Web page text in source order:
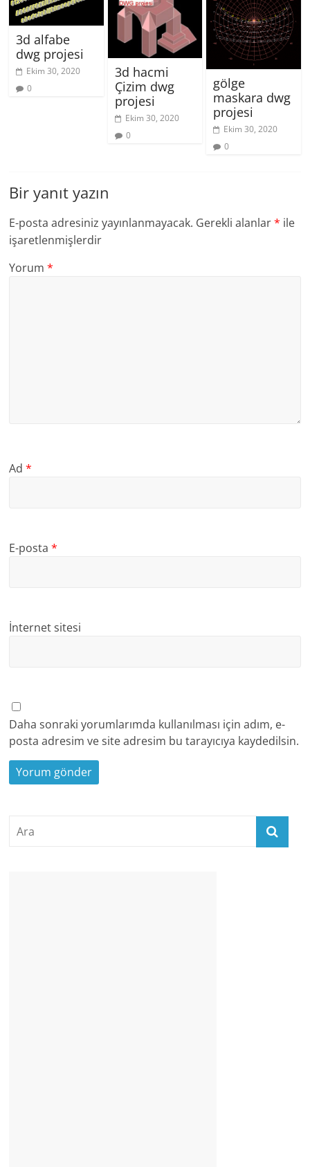
3d alfabe
dwg projesi
Ekim 30, 2020
0
3d hacmi
Çizim dwg
projesi
Ekim 30, 2020
0
gölge
maskara dwg
projesi
Ekim 30, 2020
0
Bir yanıt yazın
E-posta adresiniz yayınlanmayacak. Gerekli alanlar* ile
işaretlenmişlerdir
Yorum*
Ad*
E-posta*
İnternet sitesi
Daha sonraki yorumlarımda kullanılması için adım, e-
posta adresim ve site adresim bu tarayıcıya kaydedilsin.